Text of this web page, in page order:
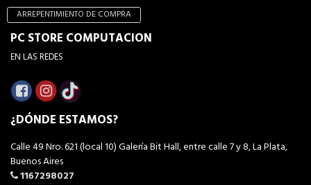
ARREPENTIMIENTO DE COMPRA
PC STORE COMPUTACION
EN LAS REDES
¿DÓNDE ESTAMOS?
Calle 49 Nro. 621 (local 10) Galería Bit Hall, entre calle 7 y 8, La Plata,
Buenos Aires
1167298027